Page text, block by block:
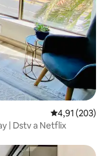
Priemerné
4,91 (203)
| Dstv a Netflix